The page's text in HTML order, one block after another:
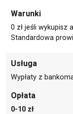
Warunki
0 zł jeśli wykupisz
Standardowa
Usługa
Wypłaty z
Opłata
0-10 zł